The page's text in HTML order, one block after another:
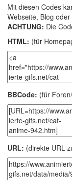
Mit diesen Codes
Webseite, Blog
ACHTUNG: Die
HTML: (für
BBCode: (für
URL: (direkte URL